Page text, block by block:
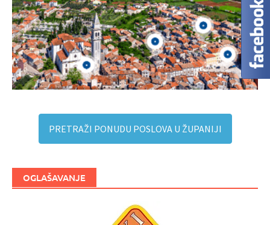
PRETRAŽI PONUDU POSLOVA U ŽUPANIJI
OGLAŠAVANJE